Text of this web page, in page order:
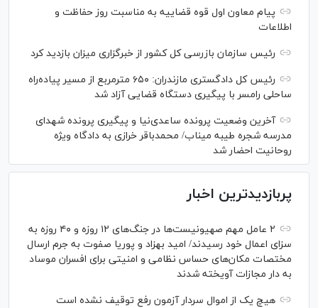
پیام معاون اول قوه قضاییه به مناسبت روز حفاظت و
اطلاعات
رئیس سازمان بازرسی کل کشور از خبرگزاری میزان بازدید کرد
رئیس کل دادگستری مازندران: ۶۵۰ مترمربع از مسیر پیاده‌راه
ساحلی رامسر با پیگیری دستگاه قضایی آزاد شد
آخرین وضعیت پرونده ساعدی‌نیا و پیگیری پرونده شهدای
مدرسه شجره طیبه میناب/ محمدباقر خرازی به دادگاه ویژه
روحانیت احضار شد
پربازدیدترین اخبار
۲ عامل مهم صهیونیست‌ها در جنگ‌های ۱۲ روزه و ۴۰ روزه به
سزای اعمال خود رسیدند/ امید بهزاد و پوریا صفوت به جرم ارسال
مختصات مکان‌های حساس نظامی و امنیتی برای افسران موساد
به دار مجازات آویخته شدند
هیچ یک از اموال سردار آزمون رفع توقیف نشده است